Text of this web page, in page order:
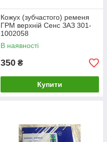
Кожух (зубчастого) ременя
ГРМ верхній Сенс ЗАЗ 301-
1002058
В наявності
350 ₴
Купити